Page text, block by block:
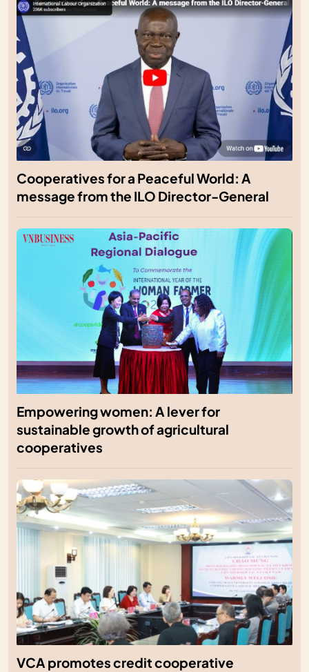
Cooperatives for a Peaceful World: A
message from the ILO Director-General
Empowering women: A lever for
sustainable growth of agricultural
cooperatives
VCA promotes credit cooperative